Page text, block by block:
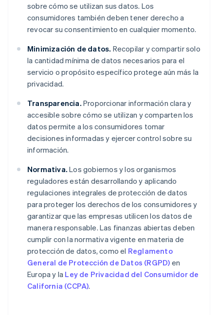
sobre cómo se utilizan sus datos. Los
consumidores también deben tener derecho a
revocar su consentimiento en cualquier momento.
Minimización de datos. Recopilar y compartir solo
la cantidad mínima de datos necesarios para el
servicio o propósito específico protege aún más la
privacidad.
Transparencia. Proporcionar información clara y
accesible sobre cómo se utilizan y comparten los
datos permite a los consumidores tomar
decisiones informadas y ejercer control sobre su
información.
Normativa. Los gobiernos y los organismos
reguladores están desarrollando y aplicando
regulaciones integrales de protección de datos
para proteger los derechos de los consumidores y
garantizar que las empresas utilicen los datos de
manera responsable. Las finanzas abiertas deben
cumplir con la normativa vigente en materia de
protección de datos, como el Reglamento
General de Protección de Datos (RGPD) en
Europa y la Ley de Privacidad del Consumidor de
California (CCPA).